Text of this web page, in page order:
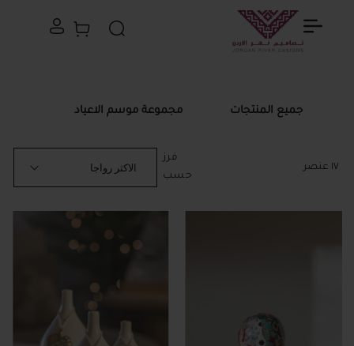
بحث سلة التسوق
جميع المنتجات مجموعة موسم الاعياد
١٧ عنصر
فرز
حسب